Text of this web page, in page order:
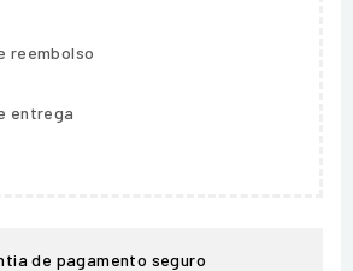
reembolso
entrega
de pagamento seguro